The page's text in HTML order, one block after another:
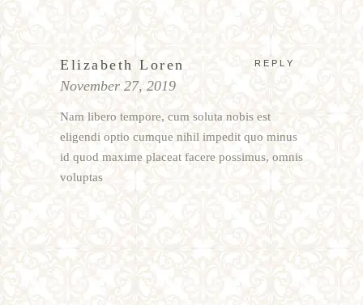
Elizabeth Loren REPLY
November 27, 2019
Nam libero tempore, cum soluta nobis est
eligendi optio cumque nihil impedit quo minus
id quod maxime placeat facere possimus, omnis
voluptas